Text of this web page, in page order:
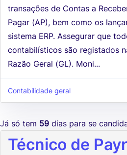
transações de Contas a
Pagar (AP), bem como os
sistema ERP. Assegurar que
contabilísticos são registados
Razão Geral (GL). Moni...
Contabilidade geral
Já só tem 59 dias para se
Técnico de